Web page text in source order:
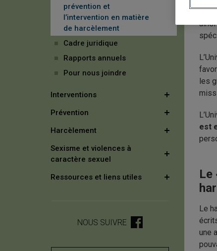
prévention et
l’intervention en matière
de harcèlement
Cadre juridique
Rapports annuels
Pour nous joindre
Interventions
Prévention
Harcèlement
Sexisme et violences à
caractère sexuel
Ressources et liens utiles
NOUS SUIVRE
des
ainsi
les
est
Le
Le
une